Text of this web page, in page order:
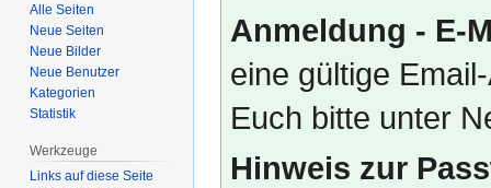
Anmeldung - E-
eine gültige
Euch bitte unter
Hinweis zur
Alle Seiten
Neue Seiten
Neue Bilder
Neue Benutzer
Kategorien
Statistik
Werkzeuge
Links auf diese Seite